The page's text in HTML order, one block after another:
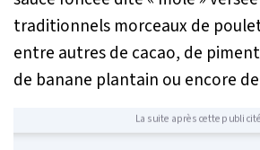
traditionnels morceaux de
entre autres de cacao, de
de banane plantain ou encore
La suite après cette publicité